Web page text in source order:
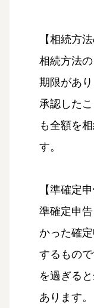
【相続方
相続方法
期限があ
承認した
も全額を
す。
【準確定
準確定申
かった確
するもの
を過ぎる
あります。